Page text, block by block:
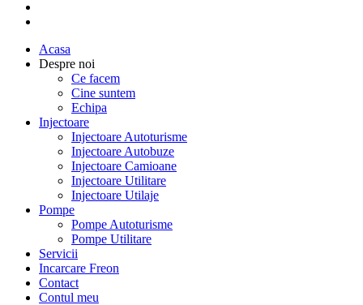
Acasa
Despre noi
Ce facem
Cine suntem
Echipa
Injectoare
Injectoare Autoturisme
Injectoare Autobuze
Injectoare Camioane
Injectoare Utilitare
Injectoare Utilaje
Pompe
Pompe Autoturisme
Pompe Utilitare
Servicii
Incarcare Freon
Contact
Contul meu